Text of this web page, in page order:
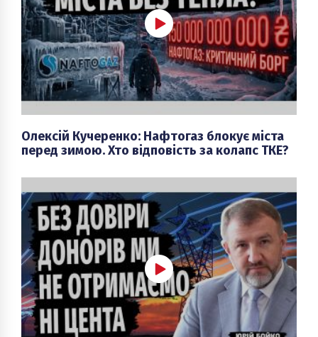
Олексій Кучеренко: Нафтогаз блокує міста
перед зимою. Хто відповість за колапс ТКЕ?